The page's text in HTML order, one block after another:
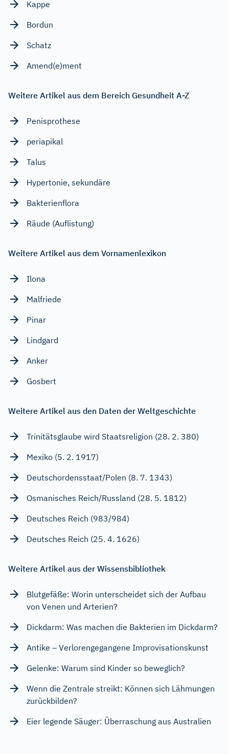
Kappe
Bordun
Schatz
Amend(e)ment
Weitere Artikel aus dem Bereich Gesundheit A-Z
Penisprothese
periapikal
Talus
Hypertonie, sekundäre
Bakterienflora
Räude (Auflistung)
Weitere Artikel aus dem Vornamenlexikon
Ilona
Malfriede
Pinar
Lindgard
Anker
Gosbert
Weitere Artikel aus den Daten der Weltgeschichte
Trinitätsglaube wird Staatsreligion (28. 2. 380)
Mexiko (5. 2. 1917)
Deutschordensstaat/Polen (8. 7. 1343)
Osmanisches Reich/Russland (28. 5. 1812)
Deutsches Reich (983/984)
Deutsches Reich (25. 4. 1626)
Weitere Artikel aus der Wissensbibliothek
Blutgefäße: Worin unterscheidet sich der Aufbau
von Venen und Arterien?
Dickdarm: Was machen die Bakterien im Dickdarm?
Antike – Verlorengegangene Improvisationskunst
Gelenke: Warum sind Kinder so beweglich?
Wenn die Zentrale streikt: Können sich Lähmungen
zurückbilden?
Eier legende Säuger: Überraschung aus Australien